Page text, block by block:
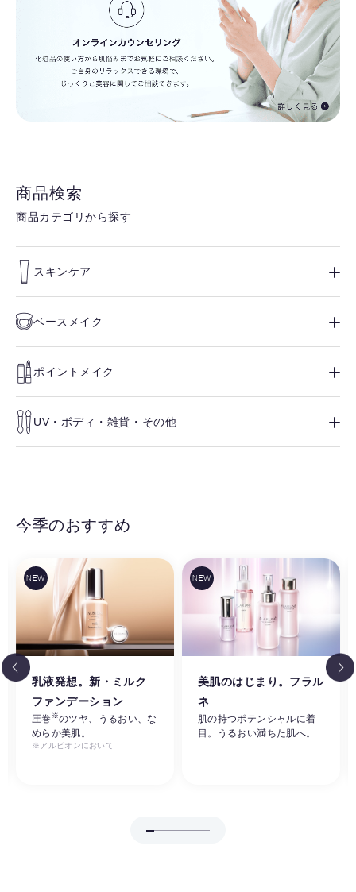
商品検索
商品カテゴリから探す
スキンケア
ベースメイク
ポイントメイク
UV・ボディ・雑貨・その他
今季のおすすめ
乳液発想。新・ミルク
ファンデーション
圧巻 ※のツヤ、うるおい、な
めらか美肌。
※アルビオンにおいて
美肌のはじまり。フラル
ネ
肌の持つポテンシャルに着
目。うるおい満ちた肌へ。